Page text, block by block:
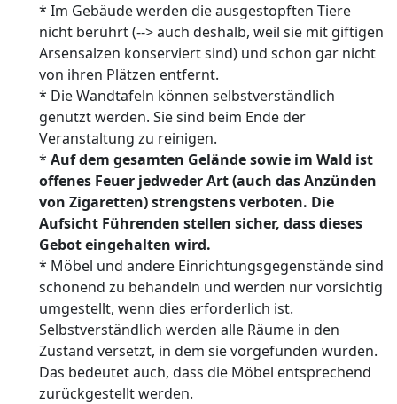
* Im Gebäude werden die ausgestopften Tiere
nicht berührt (--> auch deshalb, weil sie mit giftigen
Arsensalzen konserviert sind) und schon gar nicht
von ihren Plätzen entfernt.
* Die Wandtafeln können selbstverständlich
genutzt werden. Sie sind beim Ende der
Veranstaltung zu reinigen.
* Auf dem gesamten Gelände sowie im Wald ist
offenes Feuer jedweder Art (auch das Anzünden
von Zigaretten) strengstens verboten. Die
Aufsicht Führenden stellen sicher, dass dieses
Gebot eingehalten wird.
* Möbel und andere Einrichtungsgegenstände sind
schonend zu behandeln und werden nur vorsichtig
umgestellt, wenn dies erforderlich ist.
Selbstverständlich werden alle Räume in den
Zustand versetzt, in dem sie vorgefunden wurden.
Das bedeutet auch, dass die Möbel entsprechend
zurückgestellt werden.